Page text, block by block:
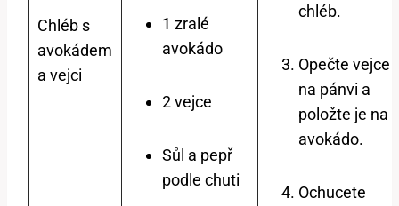
Chléb s
avokádem
a vejci
1 zralé
avokádo
2 vejce
Sůl a pepř
podle chuti
chléb.
Opečte vejce
na pánvi a
položte je na
avokádo.
Ochucete